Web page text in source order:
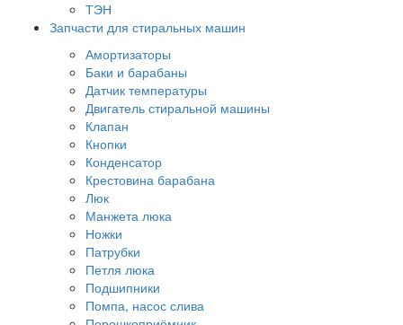
ТЭН
Запчасти для стиральных машин
Амортизаторы
Баки и барабаны
Датчик температуры
Двигатель стиральной машины
Клапан
Кнопки
Конденсатор
Крестовина барабана
Люк
Манжета люка
Ножки
Патрубки
Петля люка
Подшипники
Помпа, насос слива